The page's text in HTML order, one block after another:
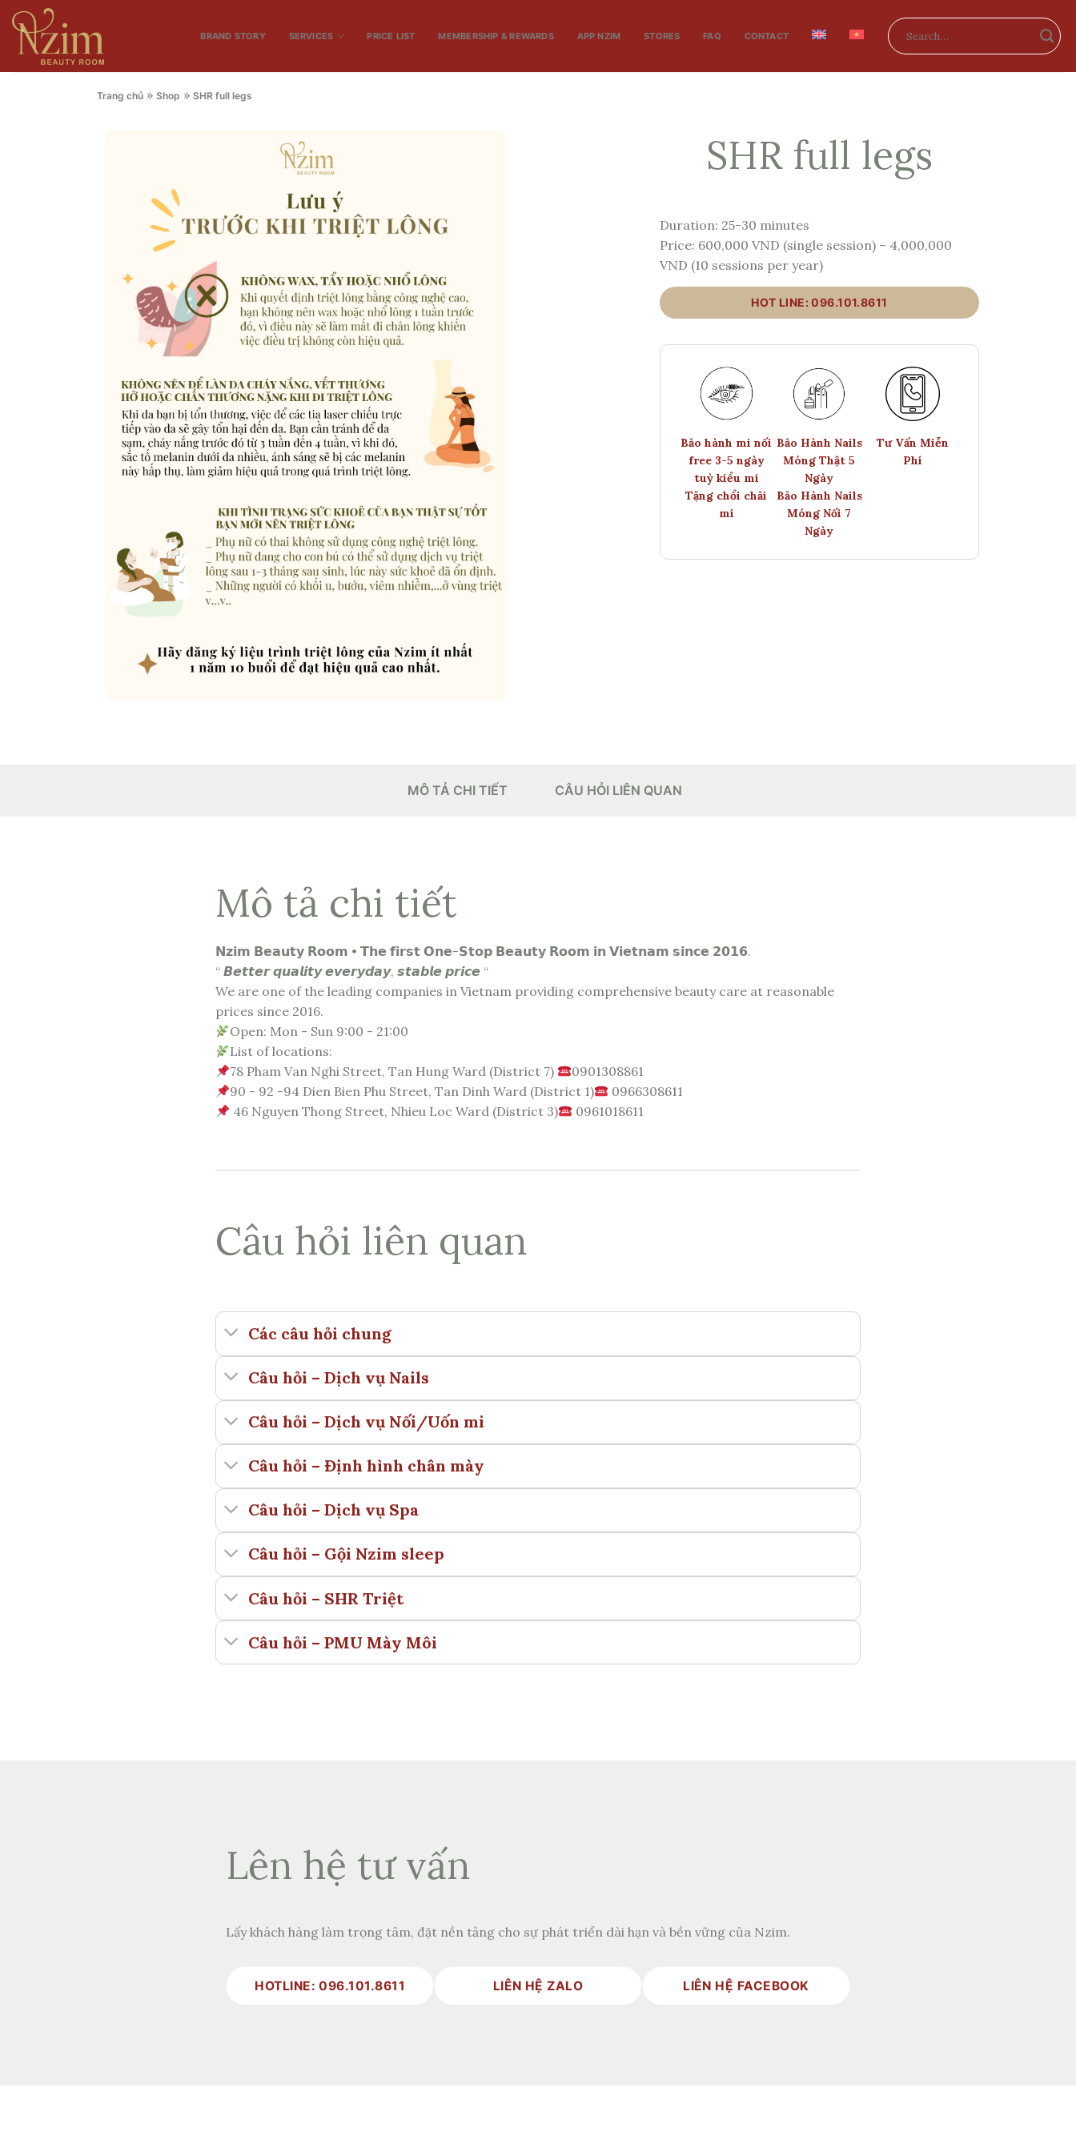
Skip
to
content
BRAND STORY SERVICES PRICE LIST MEMBERSHIP & REWARDS APP NZIM STORES FAQ CONTACT
Search
for:
Trang chủ» Shop » SHR full legs
SHR full legs
Duration: 25-30 minutes
Price: 600,000 VND (single session) – 4,000,000
VND (10 sessions per year)
HOT LINE: 096.101.8611
Bảo hành mi nối
free 3-5 ngày
tuỳ kiểu mi
Tặng chổi chải
mi
Bảo Hành Nails
Móng Thật 5
Ngày
Bảo Hành Nails
Móng Nối 7
Ngày
Tư Vấn Miễn
Phí
MÔ TẢ CHI TIẾT CÂU HỎI LIÊN QUAN
Mô tả chi tiết
𝗡𝘇𝗶𝗺 𝗕𝗲𝗮𝘂𝘁𝘆 𝗥𝗼𝗼𝗺 • 𝗧𝗵𝗲 𝗳𝗶𝗿𝘀𝘁 𝗢𝗻𝗲-𝗦𝘁𝗼𝗽 𝗕𝗲𝗮𝘂𝘁𝘆 𝗥𝗼𝗼𝗺 𝗶𝗻 𝗩𝗶𝗲𝘁𝗻𝗮𝗺 𝘀𝗶𝗻𝗰𝗲 𝟮𝟬𝟭𝟲.
“ 𝘽𝙚𝙩𝙩𝙚𝙧 𝙦𝙪𝙖𝙡𝙞𝙩𝙮 𝙚𝙫𝙚𝙧𝙮𝙙𝙖𝙮, 𝙨𝙩𝙖𝙗𝙡𝙚 𝙥𝙧𝙞𝙘𝙚 “
We are one of the leading companies in Vietnam providing comprehensive beauty care at reasonable
prices since 2016.
Open: Mon - Sun 9:00 - 21:00
List of locations:
78 Pham Van Nghi Street, Tan Hung Ward (District 7)
0901308861
90 - 92 -94 Dien Bien Phu Street, Tan Dinh Ward (District 1)
0966308611
46 Nguyen Thong Street, Nhieu Loc Ward (District 3)
0961018611
Câu hỏi liên quan
Các câu hỏi chung
Câu hỏi – Dịch vụ Nails
Câu hỏi – Dịch vụ Nối/Uốn mi
Câu hỏi – Định hình chân mày
Câu hỏi – Dịch vụ Spa
Câu hỏi – Gội Nzim sleep
Câu hỏi – SHR Triệt
Câu hỏi – PMU Mày Môi
Lên hệ tư vấn
Lấy khách hàng làm trọng tâm, đặt nền tảng cho sự phát triển dài hạn và bền vững của Nzim.
HOTLINE: 096.101.8611 LIÊN HỆ ZALO LIÊN HỆ FACEBOOK